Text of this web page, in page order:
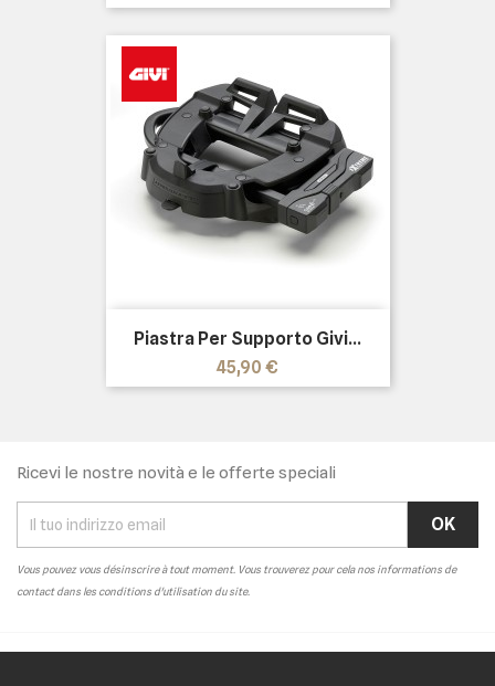
Piastra Per Supporto Givi...
Prezzo
45,90 €
Ricevi le nostre novità e le offerte speciali
Vous pouvez vous désinscrire à tout moment. Vous trouverez pour cela nos informations de
contact dans les conditions d'utilisation du site.